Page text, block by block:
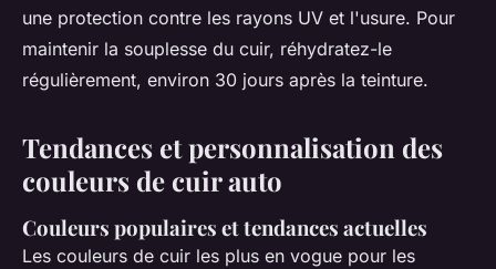
une protection contre les rayons UV et l'usure. Pour
maintenir la souplesse du cuir, réhydratez-le
régulièrement, environ 30 jours après la teinture.
Tendances et personnalisation des
couleurs de cuir auto
Couleurs populaires et tendances actuelles
Les couleurs de cuir les plus en vogue pour les